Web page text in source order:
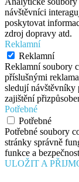
návštěvníci
poskytovat
zdroj dopravy atd.
Reklamní
Reklamní
Reklamní soubory
příslušnými
sledují návštěvníky
zajištění
Potřebné
Potřebné
Potřebné soubory
stránky správně
funkce a
ULOŽIT A